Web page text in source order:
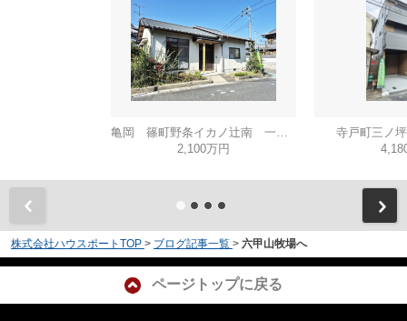
2,100万円
寺戸町三ノ
株式会社ハウスポートTOP > ブログ記事一覧 > 六甲山牧場へ
ページトップに戻る